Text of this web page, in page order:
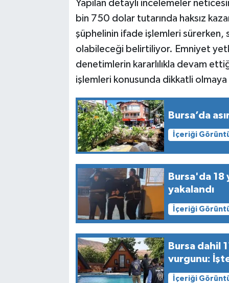
Yapılan detaylı incelemeler
bin 750 dolar tutarında haksız
şüphelinin ifade işlemleri sürerken,
olabileceği belirtiliyor. Emniyet
denetimlerin kararlılıkla devam
işlemleri konusunda dikkatli olmaya
Bursa’da
İçeriği
Bursa'da 18
yakalandı
İçeriği
Bursa dahil
vurgunu:
İçeriği